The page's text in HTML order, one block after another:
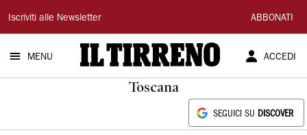
Il
Tirreno
Iscriviti alle Newsletter ABBONATI
MENU ACCEDI
Toscana
SEGUICI SU DISCOVER